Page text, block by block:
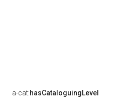
a-cat:hasCataloguingLevel